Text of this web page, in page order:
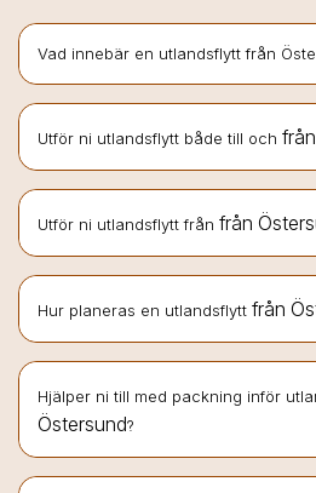
Vad innebär en utlandsflytt från
Utför ni utlandsflytt både till och
Utför ni utlandsflytt från från
Hur planeras en utlandsflytt från
Hjälper ni till med packning inför
Östersund?